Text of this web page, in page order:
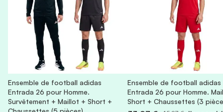
Ensemble de football adidas
Entrada 26 pour Homme.
Survêtement + Maillot + Short +
Ensemble de football adidas
Entrada 26 pour Homme.
Short + Chaussettes (3